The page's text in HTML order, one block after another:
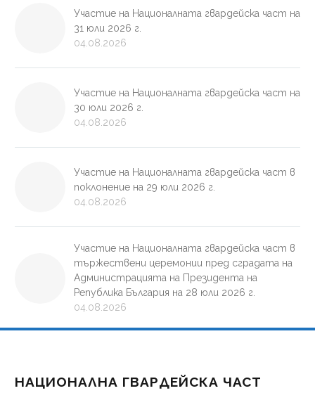
Участие на Националната гвардейска част на
31 юли 2026 г.
04.08.2026
Участие на Националната гвардейска част на
30 юли 2026 г.
04.08.2026
Участие на Националната гвардейска част в
поклонение на 29 юли 2026 г.
04.08.2026
Участие на Националната гвардейска част в
тържествени церемонии пред сградата на
Администрацията на Президента на
Република България на 28 юли 2026 г.
04.08.2026
НАЦИОНАЛНА ГВАРДЕЙСКА ЧАСТ